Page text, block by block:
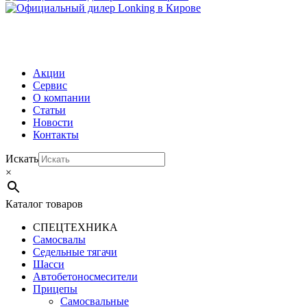
Акции
Сервис
О компании
Статьи
Новости
Контакты
Искать
×
Каталог товаров
СПЕЦТЕХНИКА
Самосвалы
Седельные тягачи
Шасси
Автобетоно­смесители
Прицепы
Самосвальные